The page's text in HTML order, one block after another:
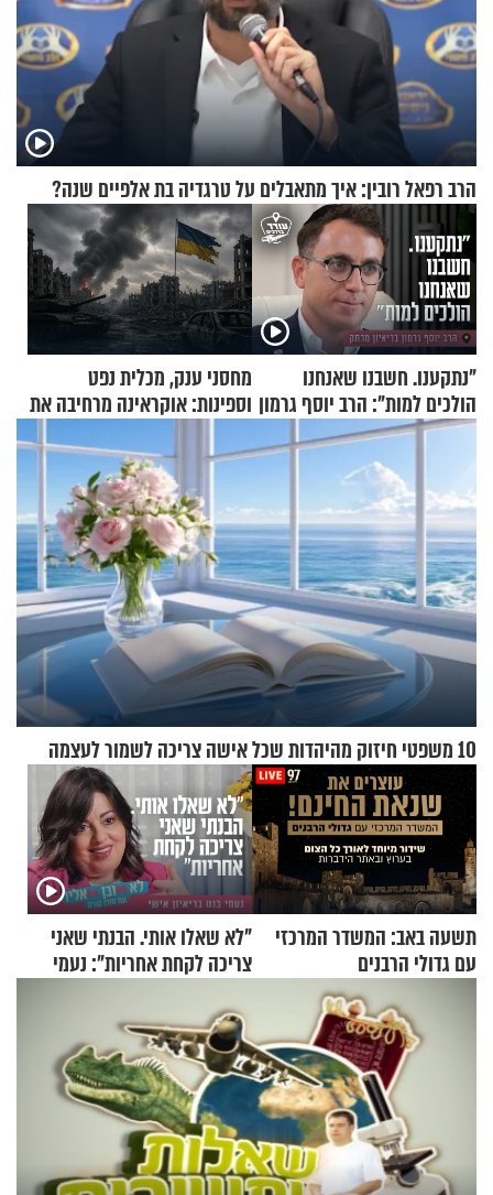
הרב רפאל רובין: איך מתאבלים על טרגדיה בת אלפיים שנה?
"נתקענו. חשבנו שאנחנו
הולכים למות": הרב יוסף גרמון
בריאיון מרתק
מחסני ענק, מכלית נפט
וספינות: אוקראינה מרחיבה את
10 משפטי חיזוק מהיהדות שכל אישה צריכה לשמור לעצמה
תשעה באב: המשדר המרכזי
עם גדולי הרבנים
"לא שאלו אותי. הבנתי שאני
צריכה לקחת אחריות": נעמי